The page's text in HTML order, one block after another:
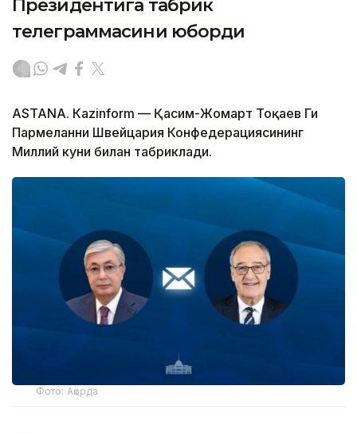
Президентига табрик
телеграммасини юборди
ASTANА. Кazinform — Қасим-Жомарт Тоқаев Ги
Пармеланни Швейцария Конфедерациясининг
Миллий куни билан табриклади.
Фото: Ақорда